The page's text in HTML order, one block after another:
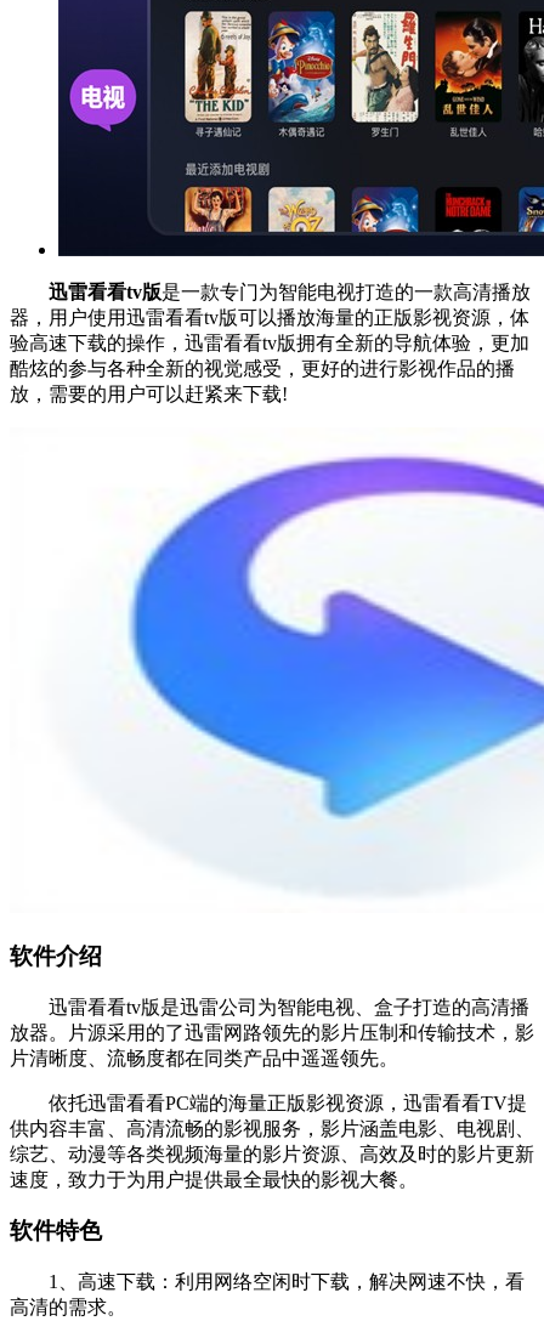
迅雷看看tv版是一款专门为智能电视打造的一款高清播放
器，用户使用迅雷看看tv版可以播放海量的正版影视资源，体
验高速下载的操作，迅雷看看tv版拥有全新的导航体验，更加
酷炫的参与各种全新的视觉感受，更好的进行影视作品的播
放，需要的用户可以赶紧来下载!
软件介绍
迅雷看看tv版是迅雷公司为智能电视、盒子打造的高清播
放器。片源采用的了迅雷网路领先的影片压制和传输技术，影
片清晰度、流畅度都在同类产品中遥遥领先。
依托迅雷看看PC端的海量正版影视资源，迅雷看看TV提
供内容丰富、高清流畅的影视服务，影片涵盖电影、电视剧、
综艺、动漫等各类视频海量的影片资源、高效及时的影片更新
速度，致力于为用户提供最全最快的影视大餐。
软件特色
1、高速下载：利用网络空闲时下载，解决网速不快，看
高清的需求。